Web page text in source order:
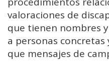
valoraciones de
que tienen nombres
a personas
que mensajes de